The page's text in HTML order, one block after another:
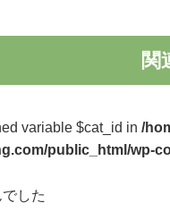
関
variable $cat_id in /
public_html/wp-
した